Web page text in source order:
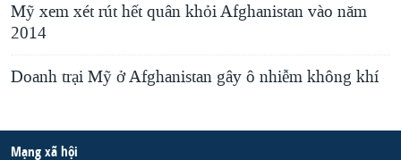
Mỹ xem xét rút hết quân khỏi Afghanistan vào năm
2014
Doanh trại Mỹ ở Afghanistan gây ô nhiễm không khí
Mạng xã hội